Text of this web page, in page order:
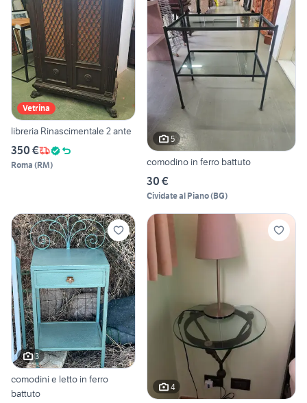
Vetrina
libreria Rinascimentale 2 ante
350 €
Roma (RM)
5
comodino in ferro battuto
30 €
Cividate al Piano(BG)
3
comodini e letto in ferro
battuto
4